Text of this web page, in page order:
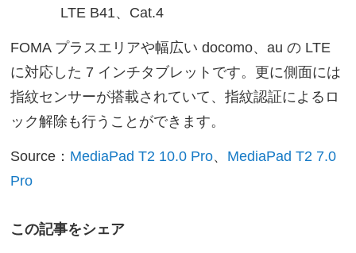
LTE B41、Cat.4
FOMA プラスエリアや幅広い docomo、au の LTE
に対応した 7 インチタブレットです。更に側面には
指紋センサーが搭載されていて、指紋認証によるロ
ック解除も行うことができます。
Source： MediaPad T2 10.0 Pro、 MediaPad T2 7.0
Pro
この記事をシェア